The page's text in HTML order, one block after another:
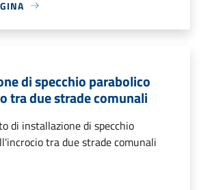
di specchio parabolico
tra due strade comunali
di installazione di specchio
tra due strade comunali